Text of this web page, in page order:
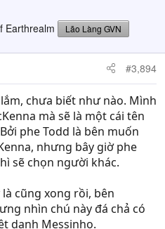
Earthrealm Lão Làng GVN
#3,894
chưa biết như nào. Mình
mà sẽ là một cái tên
phe Todd là bên muốn
nhưng bây giờ phe
sẽ chọn người khác.
cũng xong rồi, bên
nhìn chú này đá chả có
danh Messinho.